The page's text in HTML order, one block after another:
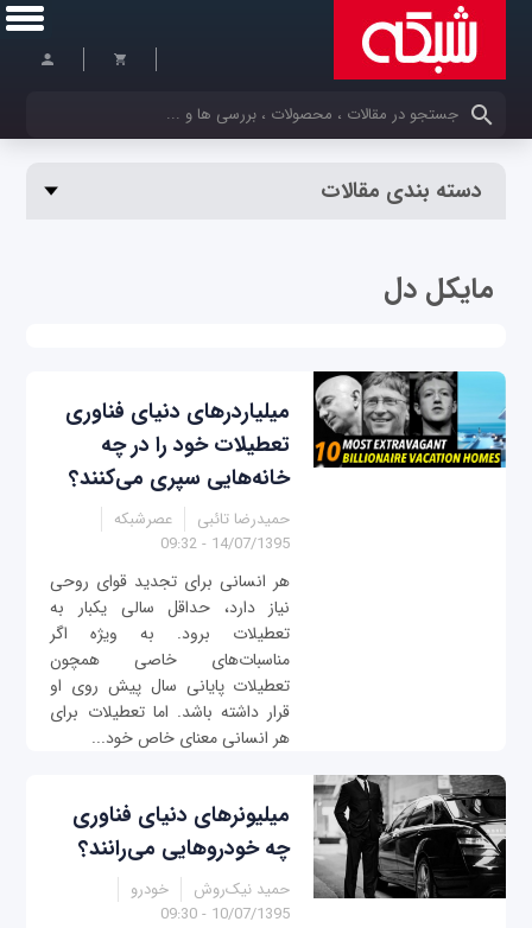
کلمات کلیدی خود را وارد کنید
دسته بندی مقالات
مایکل دل
میلیاردرهای دنیای فناوری
تعطیلات خود را در چه
خانه‌هایی سپری می‌کنند؟
حمیدرضا تائبی
عصرشبکه
14/07/1395 - 09:32
هر انسانی برای تجدید قوای روحی
نیاز دارد، حداقل سالی یکبار به
تعطیلات برود. به ویژه اگر
مناسبات‌های خاصی همچون
تعطیلات پایانی سال پیش روی او
قرار داشته باشد. اما تعطیلات برای
هر انسانی معنای خاص خود...
میلیونرهای دنیای فناوری
چه خودروهایی می‌رانند؟
حمید نیک‌روش
خودرو
10/07/1395 - 09:30